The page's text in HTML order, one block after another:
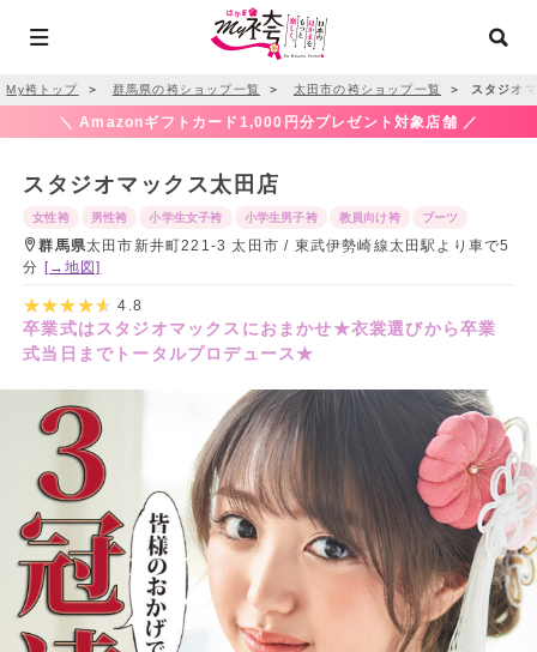
My袴トップ ＞ 群馬県の袴ショップ一覧 ＞ 太田市の袴ショップ一覧 ＞ スタジオ
＼ Amazonギフトカード1,000円分プレゼント対象店舗 ／
スタジオマックス太田店
女性袴 男性袴 小学生女子袴 小学生男子袴 教員向け袴 ブーツ
群馬県太田市新井町221-3 太田市 / 東武伊勢崎線太田駅より車で5
分 [→地図]
4.8
卒業式はスタジオマックスにおまかせ★衣裳選びから卒業
式当日までトータルプロデュース★